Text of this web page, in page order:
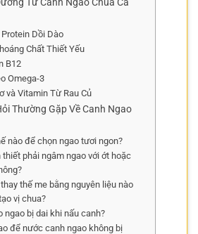
Dồi Dào
Chất Thiết Yếu
B12
Omega-3
và Vitamin Từ Rau Củ
Thường Gặp Về Canh Ngao
nào để chọn ngao tươi ngon?
thiết phải ngâm ngao với ớt hoặc
thế me bằng nguyên liệu nào
vị chua?
ngao bị dai khi nấu canh?
để nước canh ngao không bị